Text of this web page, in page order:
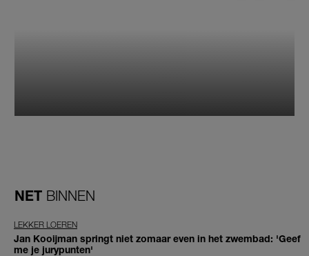
NET BINNEN
LEKKER LOEREN
Jan Kooijman springt niet zomaar even in het zwembad: 'Geef
me je jurypunten'